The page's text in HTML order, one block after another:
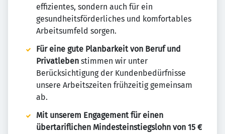
effizientes, sondern auch für ein
gesundheitsförderliches und komfortables
Arbeitsumfeld sorgen.
Für eine gute Planbarkeit von Beruf und
Privatleben stimmen wir unter
Berücksichtigung der Kundenbedürfnisse
unsere Arbeitszeiten frühzeitig gemeinsam
ab.
Mit unserem Engagement für einen
übertariflichen Mindesteinstiegslohn von 15 €